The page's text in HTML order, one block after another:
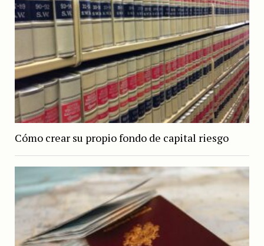
Cómo crear su propio fondo de capital riesgo